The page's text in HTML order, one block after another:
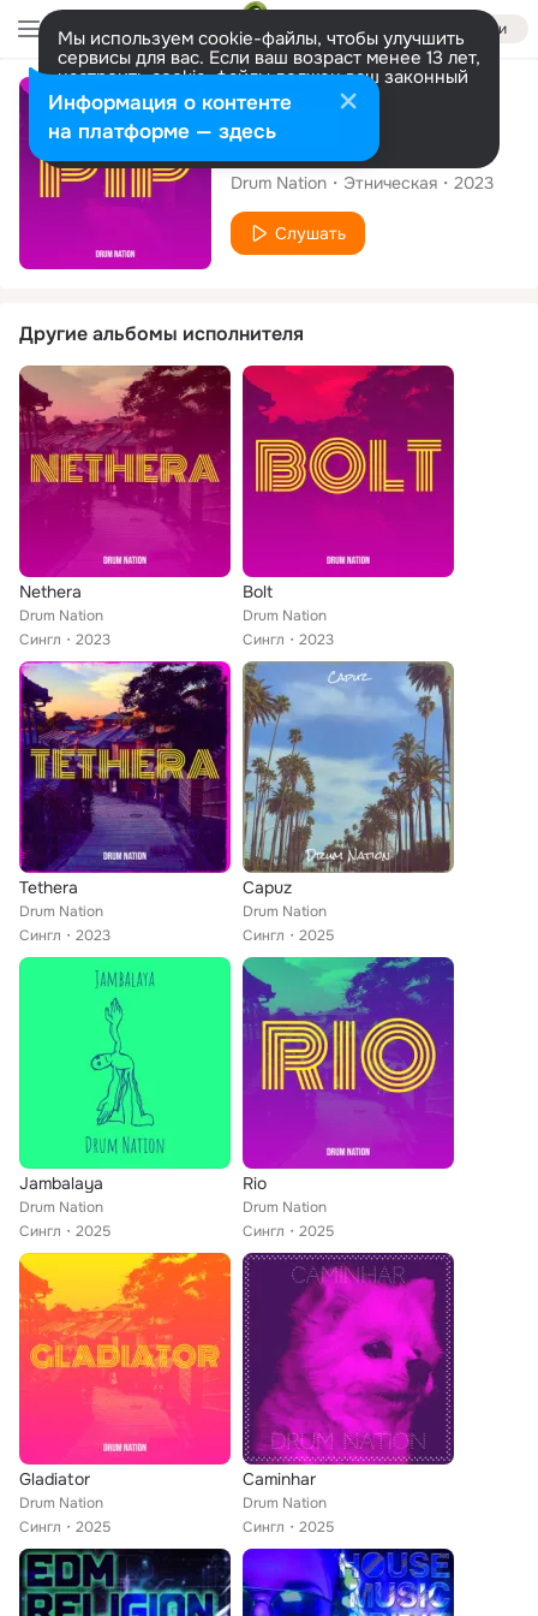
Войти
Мы используем cookie-файлы, чтобы улучшить
сервисы для вас. Если ваш возраст менее 13 лет,
настроить cookie-файлы должен ваш законный
представитель. Больше информации
Разрешить все Настроить
Сингл
Pip
Drum Nation Этническая 2023
Слушать
Другие альбомы исполнителя
Nethera
Drum Nation
Сингл
2023
Bolt
Drum Nation
Сингл
2023
Tethera
Drum Nation
Сингл
2023
Capuz
Drum Nation
Сингл
2025
Jambalaya
Drum Nation
Сингл
2025
Rio
Drum Nation
Сингл
2025
Gladiator
Drum Nation
Сингл
2025
Caminhar
Drum Nation
Сингл
2025
Информация о контенте
на платформе — здесь